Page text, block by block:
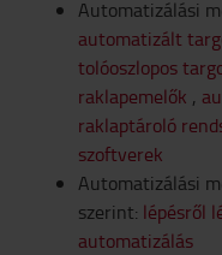
Automatizálási
automatizált
tolóoszlopos
raklapemelők ,
raklaptároló
szoftverek
Automatizálási
szerint: lépésről
automatizálás